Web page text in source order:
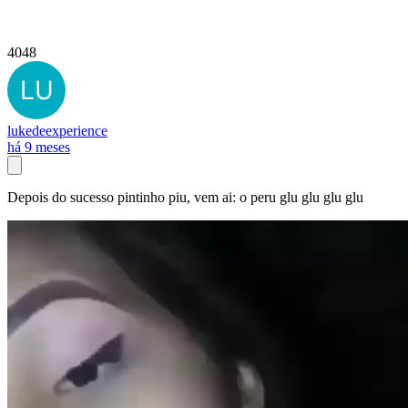
4048
lukedeexperience
há 9 meses
Depois do sucesso pintinho piu, vem ai: o peru glu glu glu glu